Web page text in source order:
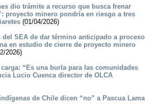
dio trámite a recurso que busca frenar
proyecto minero pondría en riesgo a tres
(01/04/2026)
del SEA de dar término anticipado a proceso
en estudio de cierre de proyecto minero
2026)
“Es una burla para las comunidades
Lucio Cuenca director de OLCA
de Chile dicen “no” a Pascua Lama